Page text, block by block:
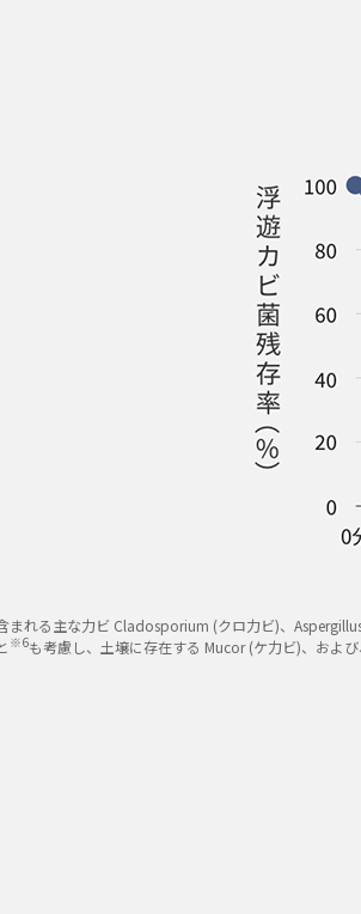
れる主な力ビ Cladosporium (クロ力ビ)、
※6も考慮し、土壌に存在する Mucor (ケ力ビ)、およ